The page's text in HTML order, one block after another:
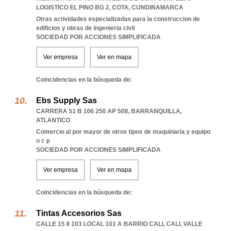
LOGISTICO EL PINO BG 2, COTA, CUNDINAMARCA
Otras actividades especializadas para la construccion de
edificios y obras de ingenieria civil
SOCIEDAD POR ACCIONES SIMPLIFICADA
Ver empresa Ver en mapa
Coincidencias en la búsqueda de:
Ebs Supply Sas
CARRERA 51 B 106 250 AP 508, BARRANQUILLA,
ATLANTICO
Comercio al por mayor de otros tipos de maquinaria y equipo
n c p
SOCIEDAD POR ACCIONES SIMPLIFICADA
Ver empresa Ver en mapa
Coincidencias en la búsqueda de:
Tintas Accesorios Sas
CALLE 15 8 103 LOCAL 101 A BARRIO CALI , CALI , VALLE